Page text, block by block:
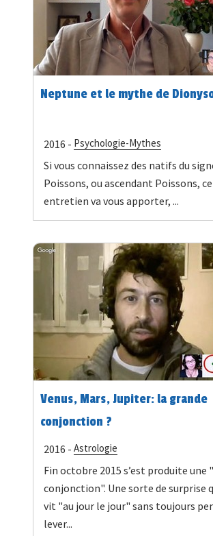
Neptune et le mythe de
2016 - Psychologie-Mythes
Si vous connaissez des natifs du
Poissons, ou ascendant Poissons,
entretien va vous apporter, ...
Venus, Mars, Jupiter: la grande
conjonction ?
2016 - Astrologie
Fin octobre 2015 s’est produite une
conjonction". Une sorte de surprise
vit "au jour le jour" sans toujours
lever...